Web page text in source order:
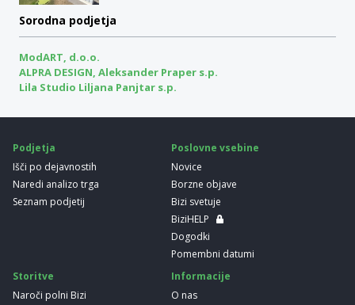
Sorodna podjetja
ModART, d.o.o.
ALPRA DESIGN, Aleksander Praper s.p.
Lila Studio Liljana Panjtar s.p.
Podjetja
Išči po dejavnostih
Naredi analizo trga
Seznam podjetij
Poslovne vsebine
Novice
Borzne objave
Bizi svetuje
BiziHELP
Dogodki
Pomembni datumi
Storitve
Naroči polni Bizi
Informacije
O nas